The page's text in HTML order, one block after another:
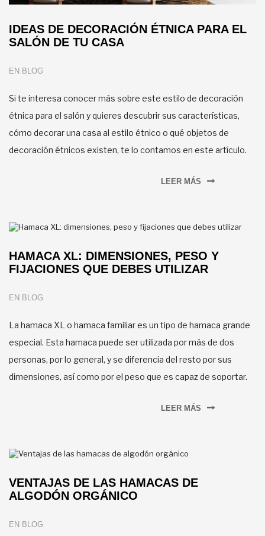
IDEAS DE DECORACIÓN ÉTNICA PARA EL
SALÓN DE TU CASA
EN BLOG
Si te interesa conocer más sobre este estilo de decoración
étnica para el salón y quieres descubrir sus características,
cómo decorar una casa al estilo étnico o qué objetos de
decoración étnicos existen, te lo contamos en este artículo.
LEER MÁS
HAMACA XL: DIMENSIONES, PESO Y
FIJACIONES QUE DEBES UTILIZAR
EN BLOG
La hamaca XL o hamaca familiar es un tipo de hamaca grande
especial. Esta hamaca puede ser utilizada por más de dos
personas, por lo general, y se diferencia del resto por sus
dimensiones, así como por el peso que es capaz de soportar.
LEER MÁS
VENTAJAS DE LAS HAMACAS DE
ALGODÓN ORGÁNICO
EN BLOG